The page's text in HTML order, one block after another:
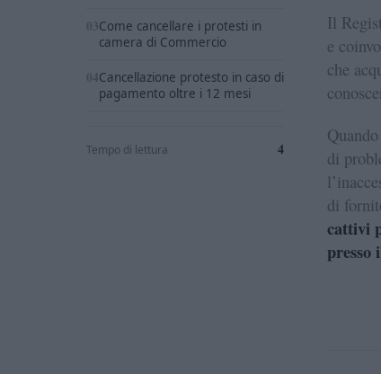
Come cancellare i protesti in
camera di Commercio
Cancellazione protesto in caso di
pagamento oltre i 12 mesi
Tempo di lettura 4
Il
e
che
di
di
cattivi
presso